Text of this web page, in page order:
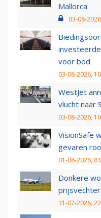
Mallorca
03-08-
voor bod
03-08-2026,
WestJet
vlucht naar
03-08-2026,
VisionSafe
gevaren
01-08-2026,
Donkere
31-07-2026,